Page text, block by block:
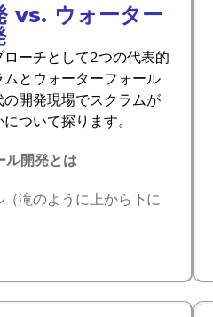
vs. ウォーター
ーチとして2つの代表的
とウォーターフォール
開発現場でスクラムが
ついて探ります。
ル開発とは
滝のように上から下に